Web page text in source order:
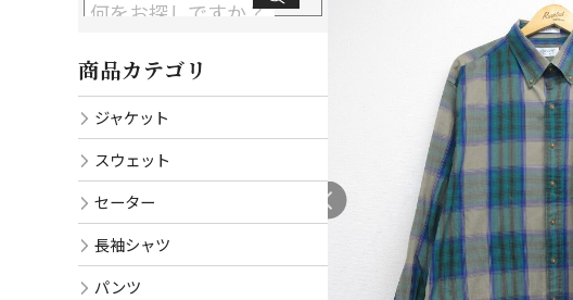
商品カテゴリ
ジャケット
スウェット
セーター
長袖シャツ
パンツ